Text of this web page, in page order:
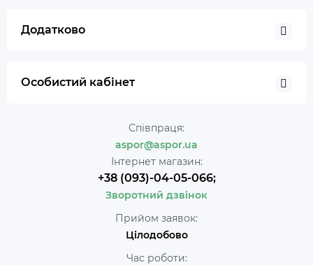
Додатково
Особистий кабінет
Співпраця:
aspor@aspor.ua
Інтернет магазин:
+38 (093)-04-05-066;
Зворотний дзвінок
Прийом заявок:
Цілодобово
Час роботи: